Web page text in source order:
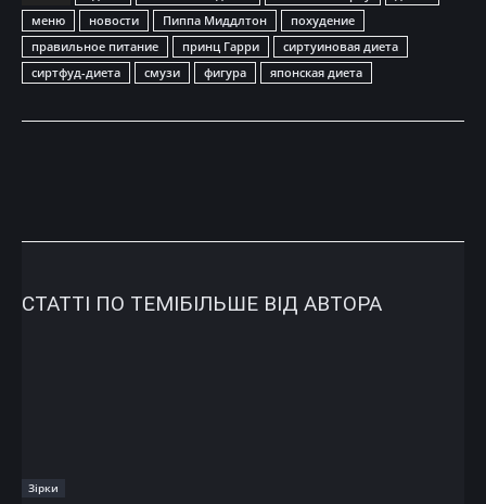
меню
новости Пиппа Миддлтон
похудение
правильное питание
принц Гарри
сиртуиновая диета
сиртфуд-диета
смузи фигура японская диета
СТАТТІ ПО ТЕМІБІЛЬШЕ ВІД АВТОРА
Зірки